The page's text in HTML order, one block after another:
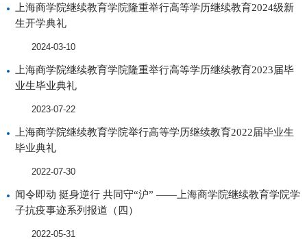
上海商学院继续教育学院隆重举行高等学历继续教育2024级新
生开学典礼
2024-03-10
上海商学院继续教育学院隆重举行高等学历继续教育2023届毕
业生毕业典礼
2023-07-22
上海商学院继续教育学院举行高等学历继续教育2022届毕业生
毕业典礼
2022-07-30
闻令即动 挺身逆行 共同守“沪” ——上海商学院继续教育学院学
子抗疫事迹系列报道（四）
2022-05-31